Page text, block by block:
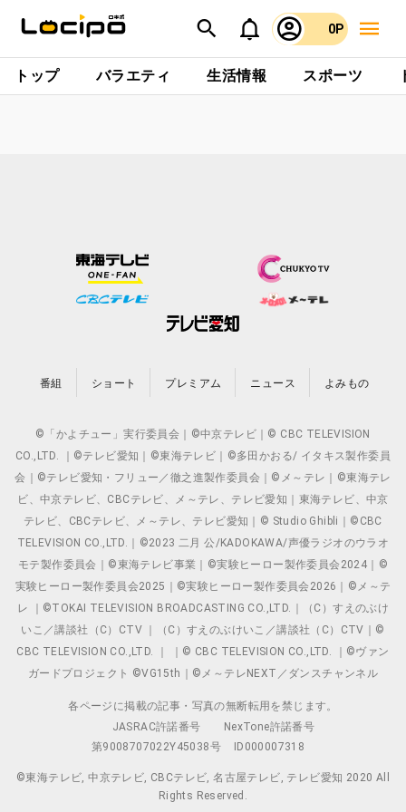
0P
トップ バラエティ 生活情報 スポーツ
番組 ショート プレミアム ニュース よみもの
©「かよチュー」実行委員会｜©中京テレビ｜© CBC TELEVISION
CO.,LTD. ｜©テレビ愛知｜©東海テレビ｜©多田かおる/ イタキス製作委員
会｜©テレビ愛知・フリュー／徹之進製作委員会｜©メ～テレ｜©東海テレ
ビ、中京テレビ、CBCテレビ、メ～テレ、テレビ愛知｜東海テレビ、中京
テレビ、CBCテレビ、メ～テレ、テレビ愛知｜© Studio Ghibli｜©CBC
TELEVISION CO.,LTD.｜©2023 二月 公/KADOKAWA/声優ラジオのウラオ
モテ製作委員会｜©東海テレビ事業｜©実験ヒーロー製作委員会2024｜©
実験ヒーロー製作委員会2025｜©実験ヒーロー製作委員会2026｜©メ～テ
レ ｜©TOKAI TELEVISION BROADCASTING CO.,LTD.｜（C）すえのぶけ
いこ／講談社（C）CTV ｜（C）すえのぶけいこ／講談社（C）CTV｜©
CBC TELEVISION CO.,LTD. ｜ ｜© CBC TELEVISION CO.,LTD. ｜©ヴァン
ガードプロジェクト ©VG15th｜©メ～テレNEXT／ダンスチャンネル
各ページに掲載の記事・写真の無断転用を禁じます。
JASRAC許諾番号
NexTone許諾番号
第9008707022Y45038号
ID000007318
©東海テレビ, 中京テレビ, CBCテレビ, 名古屋テレビ, テレビ愛知 2020 All
Rights Reserved.